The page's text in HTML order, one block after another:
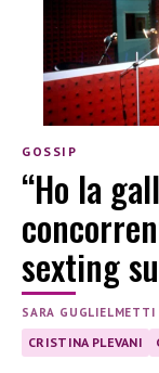
GOSSIP
“Ho la
sexting
SARA GUGLIELMETTI
CRISTINA PLEVANI